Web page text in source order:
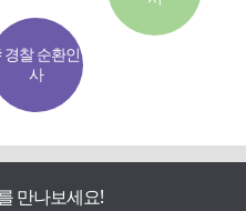
경찰 순환인
사
만나보세요!